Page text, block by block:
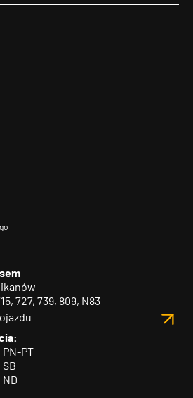
727, 739, 809, N83
PN-PT
SB
ND